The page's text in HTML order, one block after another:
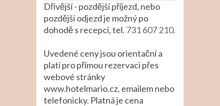
Dřívější - pozdější příjezd, nebo
pozdější odjezd je možný po
dohodě s recepcí, tel. 731 607 210.
Uvedené ceny jsou orientační a
platí pro přímou rezervaci přes
webové stránky
www.hotelmario.cz, emailem nebo
telefonicky. Platná je cena